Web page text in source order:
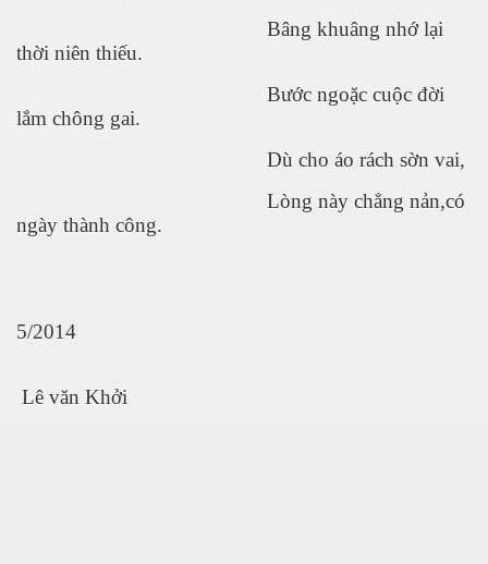
Bâng khuâng nhớ lại
thời niên thiếu.
Bước ngoặc cuộc đời
lắm chông gai.
Dù cho áo rách sờn vai,
Lòng này chẳng nản,có
ngày thành công.
5/2014
Lê văn Khởi